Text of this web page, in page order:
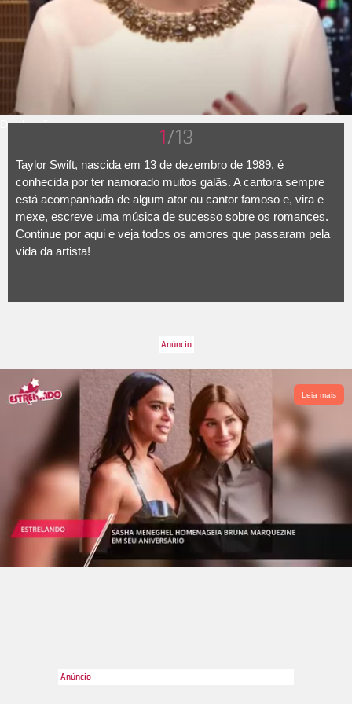
Divulgação 1/13
Taylor Swift, nascida em 13 de dezembro de 1989, é
conhecida por ter namorado muitos galãs. A cantora sempre
está acompanhada de algum ator ou cantor famoso e, vira e
mexe, escreve uma música de sucesso sobre os romances.
Continue por aqui e veja todos os amores que passaram pela
vida da artista!
Leia mais